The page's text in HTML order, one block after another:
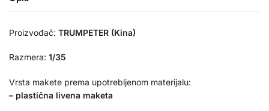
Proizvođač: TRUMPETER (Kina)
Razmera: 1/35
Vrsta makete prema upotrebljenom materijalu:
– plastična livena maketa